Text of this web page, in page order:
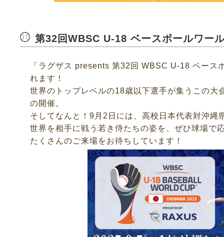
第32回WBSC U-18 ベースボールワー
「ラグザス presents 第32回 WBSC U-18 ベース
れます！
世界のトップレベルの18歳以下選手が集うこの
の開催。
そしてなんと！9月2日には、高校日本代表対沖縄
世界を相手に戦う若き侍たちの姿を、ぜひ球場で
たくさんのご来場をお待ちしています！